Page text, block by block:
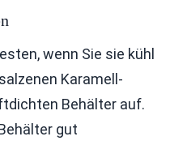
wenn Sie sie kühl
Karamell-
Behälter auf.
gut